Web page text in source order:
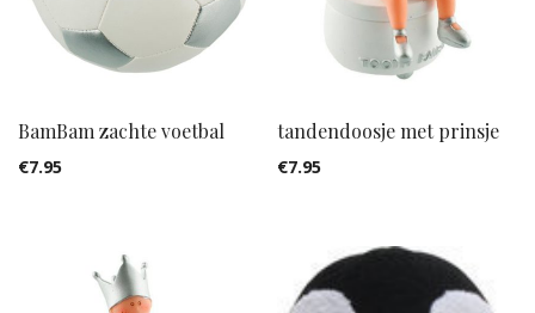
BamBam zachte voetbal
€7.95
tandendoosje met prinsje
€7.95